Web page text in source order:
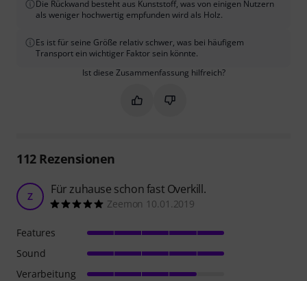
Die Rückwand besteht aus Kunststoff, was von einigen Nutzern
als weniger hochwertig empfunden wird als Holz.
Es ist für seine Größe relativ schwer, was bei häufigem
Transport ein wichtiger Faktor sein könnte.
Ist diese Zusammenfassung hilfreich?
Markieren Sie diese
Markieren Sie diese
112Rezensionen
Z Für zuhause schon fast Overkill.
Zeemon 10.01.2019
Features
Sound
Verarbeitung